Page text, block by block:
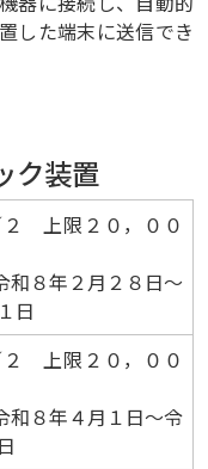
した端末に送信でき
ク装置
上限２０，００
和８年２月２８日～
日
上限２０，００
和８年４月１日～令
日